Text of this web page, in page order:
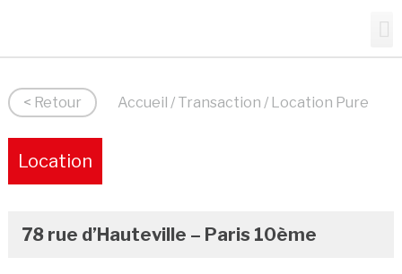
< Retour Accueil / Transaction / Location Pure
Location
78 rue d’Hauteville – Paris 10ème